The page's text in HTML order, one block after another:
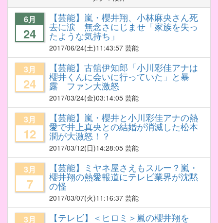
6月
24
【芸能】嵐・櫻井翔、小林麻央さん死
去に涙 無念さにじませ「家族を失っ
たような気持ち」
2017/06/24(土)11:43:57 芸能
3月
24
【芸能】古舘伊知郎「小川彩佳アナは
櫻井くんに会いに行っていた」と暴
露 ファン大激怒
2017/03/24(金)03:14:05 芸能
3月
12
【芸能】嵐・櫻井と小川彩佳アナの熱
愛で井上真央との結婚が消滅した松本
潤が大激怒！？
2017/03/12(日)14:28:05 芸能
3月
7
【芸能】ミヤネ屋さえもスルー？嵐・
櫻井翔の熱愛報道にテレビ業界が沈黙
の怪
2017/03/07(火)11:16:37 芸能
3月 【テレビ】＜ヒロミ＞嵐の櫻井翔を